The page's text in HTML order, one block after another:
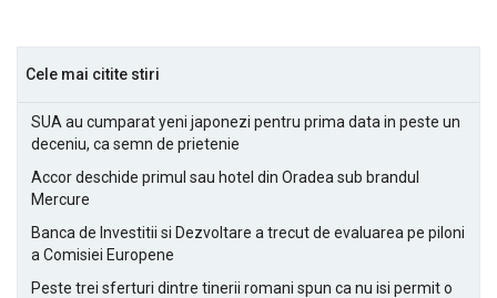
Cele mai citite stiri
SUA au cumparat yeni japonezi pentru prima data in peste un
deceniu, ca semn de prietenie
Accor deschide primul sau hotel din Oradea sub brandul
Mercure
Banca de Investitii si Dezvoltare a trecut de evaluarea pe piloni
a Comisiei Europene
Peste trei sferturi dintre tinerii romani spun ca nu isi permit o